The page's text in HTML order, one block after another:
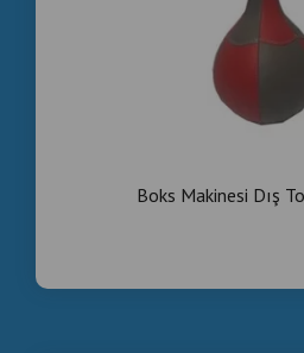
Supplier , Factory ,
, Turkey , Boks , Makinesi ,
Fabrika , Toptancısı ,
Machines , de , boxe ,
grossiste , distributeur , et ,
Boks Makinesi Dış